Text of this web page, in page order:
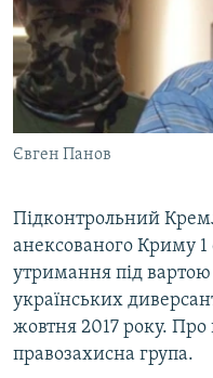
ВІДЕОУРОКИ «ELIFBE»
СВІДЧЕННЯ ОКУПАЦІЇ
УКРАЇНСЬКА ПРОБЛЕМА
ІНФОГРАФІКА
Русский
Qırımtatar
ДОЛУЧАЙСЯ!
Усі сайти RFE/RL
Євген Панов
Підконтрольний
анексованого Криму
утримання під
українських
жовтня 2017 року.
правозахисна група.